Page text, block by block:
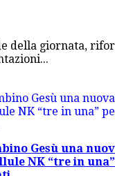
della giornata,
Gesù una
NK “tre in